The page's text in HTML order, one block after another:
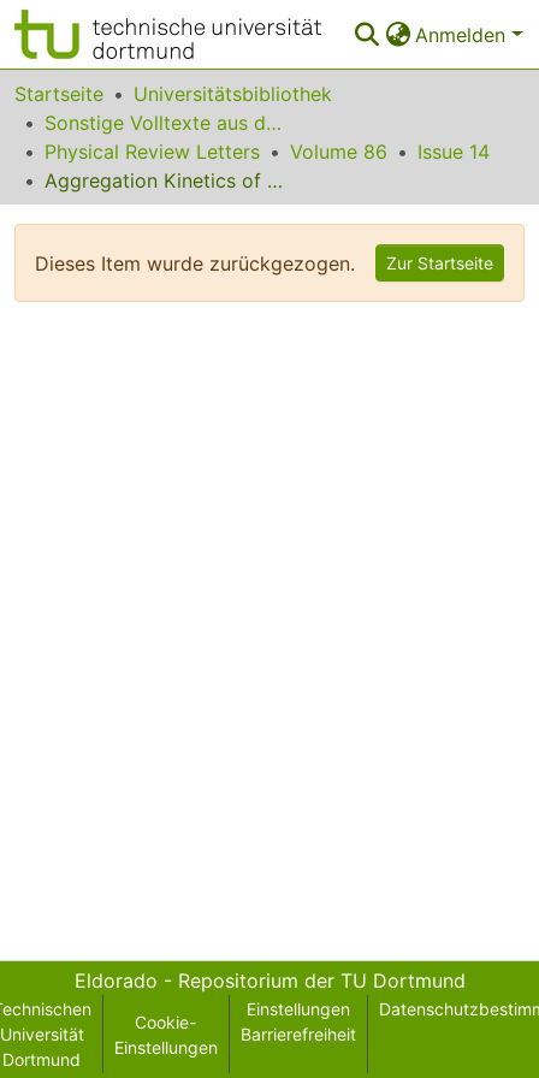
Anmelden
Bereiche & Sammlungen
Das gesamte Repositorium
Statistiken
Startseite
Universitätsbibliothek
Sonstige Volltexte aus dem Bibliotheksangebot
Physical Review Letters
Volume 86
Issue 14
Aggregation Kinetics of Thermal Double Donors in Silicon
Dieses Item wurde zurückgezogen. Zur Startseite
Eldorado - Repositorium der TU Dortmund
Universität
Dortmund
Cookie-
Einstellungen
Einstellungen
Barrierefreiheit